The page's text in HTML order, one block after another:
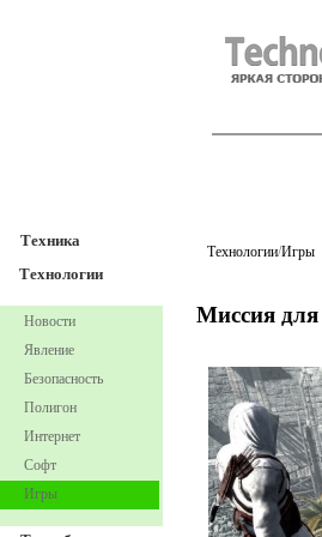
Техника
Технологии
Новости
Явление
Безопасность
Полигон
Интернет
Софт
Игры
Технологии/Игры
Миссия